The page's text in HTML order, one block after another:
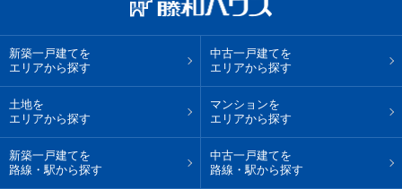
新築一戸建てを
エリアから探す
中古一戸建てを
エリアから探す
土地を
エリアから探す
マンションを
エリアから探す
新築一戸建てを
路線・駅から探す
中古一戸建てを
路線・駅から探す